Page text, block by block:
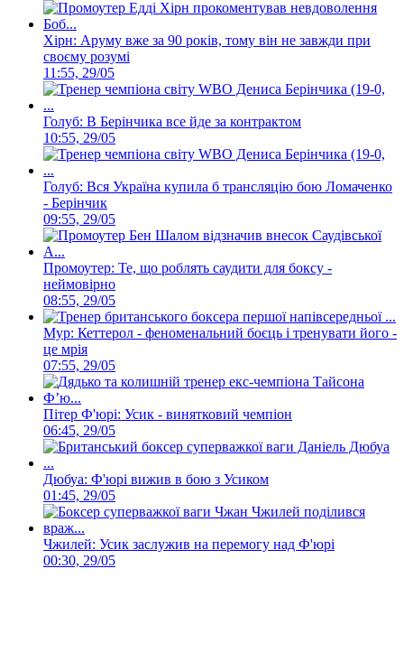
Хірн: Аруму вже за 90 років, тому він не завжди при
своєму розумі
11:55, 29/05
Голуб: В Берінчика все йде за контрактом
10:55, 29/05
Голуб: Вся Україна купила б трансляцію бою Ломаченко
- Берінчик
09:55, 29/05
Промоутер: Те, що роблять саудити для боксу -
неймовірно
08:55, 29/05
Мур: Кеттерол - феноменальний боєць і тренувати його -
це мрія
07:55, 29/05
Пітер Ф'юрі: Усик - винятковий чемпіон
06:45, 29/05
Дюбуа: Ф'юрі вижив в бою з Усиком
01:45, 29/05
Чжилей: Усик заслужив на перемогу над Ф'юрі
00:30, 29/05